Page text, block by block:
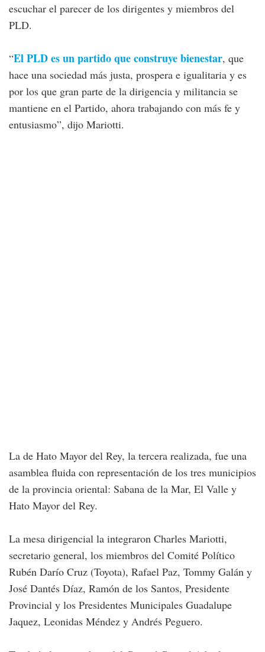
escuchar el parecer de los dirigentes y miembros del
PLD.
“El PLD es un partido que construye bienestar, que
hace una sociedad más justa, prospera e igualitaria y es
por los que gran parte de la dirigencia y militancia se
mantiene en el Partido, ahora trabajando con más fe y
entusiasmo”, dijo Mariotti.
La de Hato Mayor del Rey, la tercera realizada, fue una
asamblea fluida con representación de los tres municipios
de la provincia oriental: Sabana de la Mar, El Valle y
Hato Mayor del Rey.
La mesa dirigencial la integraron Charles Mariotti,
secretario general, los miembros del Comité Político
Rubén Darío Cruz (Toyota), Rafael Paz, Tommy Galán y
José Dantés Díaz, Ramón de los Santos, Presidente
Provincial y los Presidentes Municipales Guadalupe
Jaquez, Leonidas Méndez y Andrés Peguero.